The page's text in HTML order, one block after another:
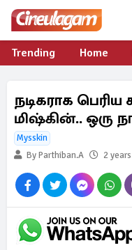
Trending Home
நடிகராக
மிஷ்கின்.. ஒரு
Mysskin
By Parthiban.A
2